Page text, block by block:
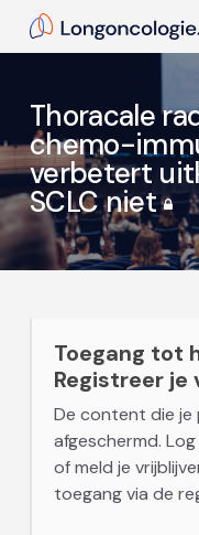
Thoracale
chemo-
verbetert
SCLC niet
Toegang tot
Registreer je
De content die je
afgeschermd.
of meld je
toegang via de